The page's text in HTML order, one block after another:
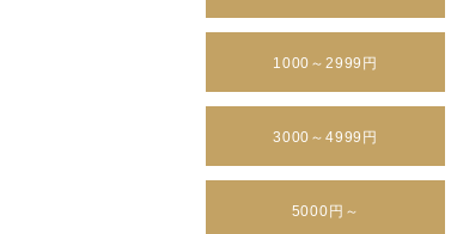
1000～2999円
3000～4999円
5000円～